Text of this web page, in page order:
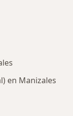
en Manizales